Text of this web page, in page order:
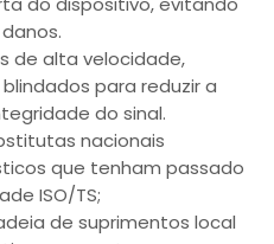
de alta velocidade,
para reduzir a
do sinal.
nacionais
que tenham passado
ISO/TS;
de suprimentos local